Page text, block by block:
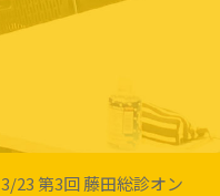
3/23 第3回 藤田総診オン